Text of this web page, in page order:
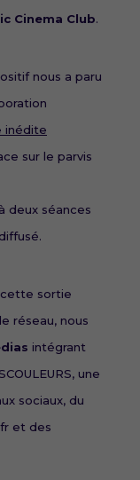
Cinema Club.
nous a paru
inédite
sur le parvis
deux séances
sortie
réseau, nous
intégrant
une
sociaux, du
et des